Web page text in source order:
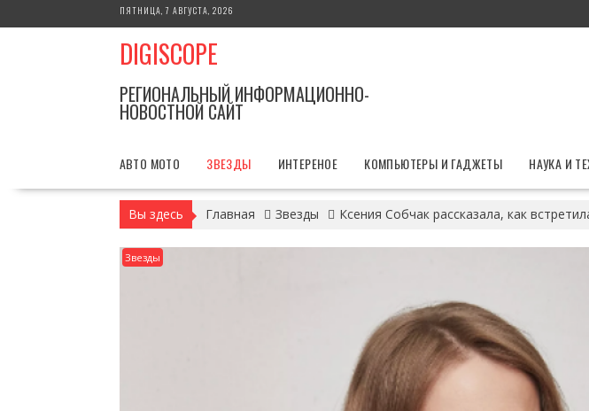
к
ПЯТНИЦА, 7 АВГУСТА, 2026
DIGISCOPE
РЕГИОНАЛЬНЫЙ ИНФОРМАЦИОННО-
НОВОСТНОЙ САЙТ
АВТО МОТО ЗВЕЗДЫ ИНТЕРЕНОЕ КОМПЬЮТЕРЫ И ГАДЖЕТЫ НАУКА И
Вы здесь Главная Звезды Ксения Собчак рассказала, как
Звезды